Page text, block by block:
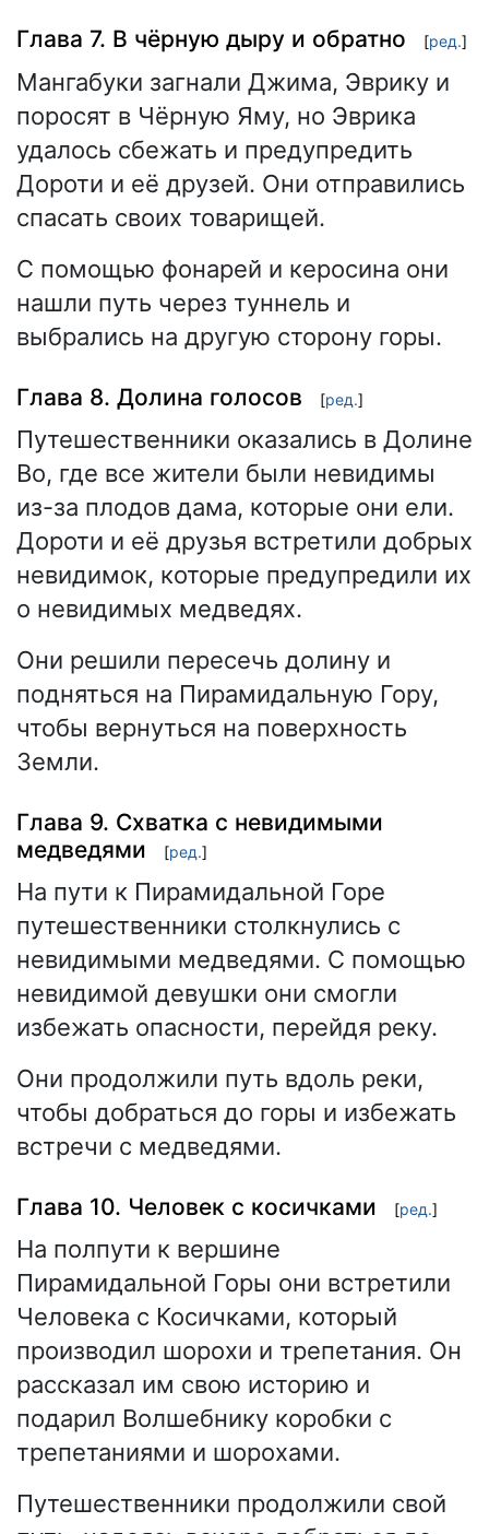
Глава 7. В чёрную дыру и обратно [ред.]
Мангабуки загнали Джима, Эврику и
поросят в Чёрную Яму, но Эврика
удалось сбежать и предупредить
Дороти и её друзей. Они отправились
спасать своих товарищей.
С помощью фонарей и керосина они
нашли путь через туннель и
выбрались на другую сторону горы.
Глава 8. Долина голосов [ред.]
Путешественники оказались в Долине
Во, где все жители были невидимы
из-за плодов дама, которые они ели.
Дороти и её друзья встретили добрых
невидимок, которые предупредили их
о невидимых медведях.
Они решили пересечь долину и
подняться на Пирамидальную Гору,
чтобы вернуться на поверхность
Земли.
Глава 9. Схватка с невидимыми
медведями
[ред.]
На пути к Пирамидальной Горе
путешественники столкнулись с
невидимыми медведями. С помощью
невидимой девушки они смогли
избежать опасности, перейдя реку.
Они продолжили путь вдоль реки,
чтобы добраться до горы и избежать
встречи с медведями.
Глава 10. Человек с косичками [ред.]
На полпути к вершине
Пирамидальной Горы они встретили
Человека с Косичками, который
производил шорохи и трепетания. Он
рассказал им свою историю и
подарил Волшебнику коробки с
трепетаниями и шорохами.
Путешественники продолжили свой